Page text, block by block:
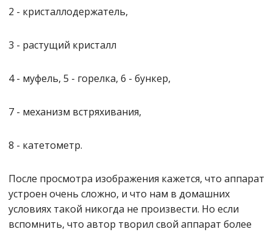
2 - кристаллодержатель,
3 - растущий кристалл
4 - муфель, 5 - горелка, 6 - бункер,
7 - механизм встряхивания,
8 - катетометр.
После просмотра изображения кажется, что аппарат
устроен очень сложно, и что нам в домашних
условиях такой никогда не произвести. Но если
вспомнить, что автор творил свой аппарат более